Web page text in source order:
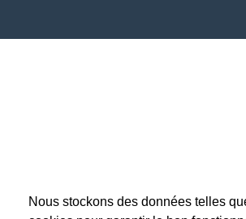
Nous stockons des données telles